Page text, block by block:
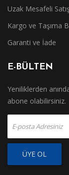
Uzak Mesafeli
Kargo ve Taşıma
Garanti ve İade
E-BÜLTEN
Yeniliklerden
abone olabilirsiniz.
ÜYE OL